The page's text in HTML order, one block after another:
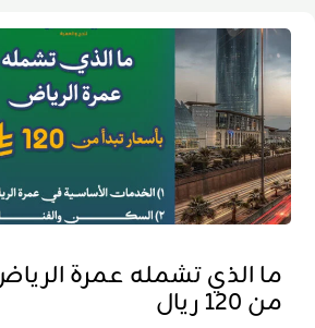
ما الذي تشمله عمرة
من 120 ريال